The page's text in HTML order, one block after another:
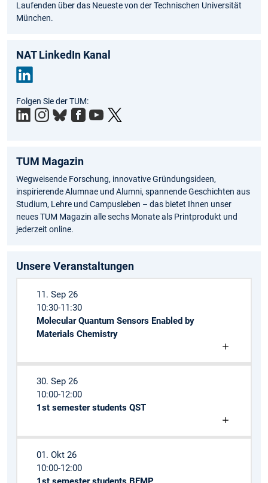
Laufenden über das Neueste von der Technischen Universität
München.
NAT LinkedIn Kanal
edIn
Folgen Sie der TUM:
TUM Magazin
Wegweisende Forschung, innovative Gründungsideen,
inspirierende Alumnae und Alumni, spannende Geschichten aus
Studium, Lehre und Campusleben – das bietet Ihnen unser
neues TUM Magazin alle sechs Monate als Printprodukt und
jederzeit online.
Unsere Veranstaltungen
11. Sep 26
10:30-11:30
Molecular Quantum Sensors Enabled by
Materials Chemistry
30. Sep 26
10:00-12:00
1st semester students QST
01. Okt 26
10:00-12:00